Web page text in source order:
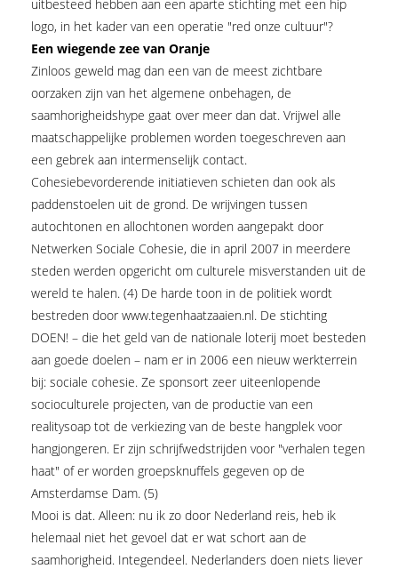
uitbesteed hebben aan een aparte stichting met een hip
logo, in het kader van een operatie "red onze cultuur"?
Een wiegende zee van Oranje
Zinloos geweld mag dan een van de meest zichtbare
oorzaken zijn van het algemene onbehagen, de
saamhorigheidshype gaat over meer dan dat. Vrijwel alle
maatschappelijke problemen worden toegeschreven aan
een gebrek aan intermenselijk contact.
Cohesiebevorderende initiatieven schieten dan ook als
paddenstoelen uit de grond. De wrijvingen tussen
autochtonen en allochtonen worden aangepakt door
Netwerken Sociale Cohesie, die in april 2007 in meerdere
steden werden opgericht om culturele misverstanden uit de
wereld te halen. (4) De harde toon in de politiek wordt
bestreden door www.tegenhaatzaaien.nl. De stichting
DOEN! – die het geld van de nationale loterij moet besteden
aan goede doelen – nam er in 2006 een nieuw werkterrein
bij: sociale cohesie. Ze sponsort zeer uiteenlopende
socioculturele projecten, van de productie van een
realitysoap tot de verkiezing van de beste hangplek voor
hangjongeren. Er zijn schrijfwedstrijden voor "verhalen tegen
haat" of er worden groepsknuffels gegeven op de
Amsterdamse Dam. (5)
Mooi is dat. Alleen: nu ik zo door Nederland reis, heb ik
helemaal niet het gevoel dat er wat schort aan de
saamhorigheid. Integendeel. Nederlanders doen niets liever